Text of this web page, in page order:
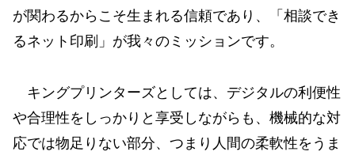
が関わるからこそ生まれる信頼であり、「相談でき
るネット印刷」が我々のミッションです。
キングプリンターズとしては、デジタルの利便性
や合理性をしっかりと享受しながらも、機械的な対
応では物足りない部分、つまり人間の柔軟性をうま